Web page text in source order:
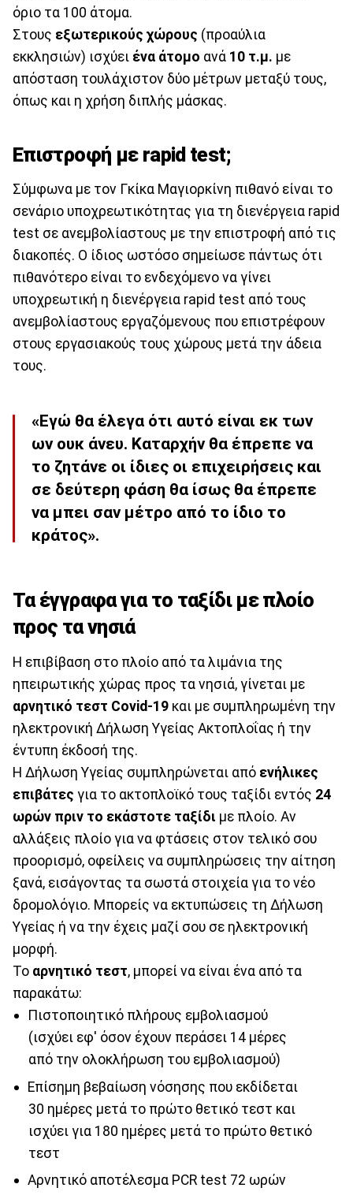
όριο τα 100 άτομα.
Στους εξωτερικούς χώρους (προαύλια
εκκλησιών) ισχύει ένα άτομο ανά 10 τ.μ. με
απόσταση τουλάχιστον δύο μέτρων μεταξύ τους,
όπως και η χρήση διπλής μάσκας.
Επιστροφή με rapid test;
Σύμφωνα με τον Γκίκα Μαγιορκίνη πιθανό είναι το
σενάριο υποχρεωτικότητας για τη διενέργεια rapid
test σε ανεμβολίαστους με την επιστροφή από τις
διακοπές. Ο ίδιος ωστόσο σημείωσε πάντως ότι
πιθανότερο είναι το ενδεχόμενο να γίνει
υποχρεωτική η διενέργεια rapid test από τους
ανεμβολίαστους εργαζόμενους που επιστρέφουν
στους εργασιακούς τους χώρους μετά την άδεια
τους.
«Εγώ θα έλεγα ότι αυτό είναι εκ των
ων ουκ άνευ. Καταρχήν θα έπρεπε να
το ζητάνε οι ίδιες οι επιχειρήσεις και
σε δεύτερη φάση θα ίσως θα έπρεπε
να μπει σαν μέτρο από το ίδιο το
κράτος».
Τα έγγραφα για το ταξίδι με πλοίο
προς τα νησιά
Η επιβίβαση στο πλοίο από τα λιμάνια της
ηπειρωτικής χώρας προς τα νησιά, γίνεται με
αρνητικό τεστ Covid-19 και με συμπληρωμένη την
ηλεκτρονική Δήλωση Υγείας Ακτοπλοΐας ή την
έντυπη έκδοσή της.
Η Δήλωση Υγείας συμπληρώνεται από ενήλικες
επιβάτες για το ακτοπλοϊκό τους ταξίδι εντός 24
ωρών πριν το εκάστοτε ταξίδι με πλοίο. Αν
αλλάξεις πλοίο για να φτάσεις στον τελικό σου
προορισμό, οφείλεις να συμπληρώσεις την αίτηση
ξανά, εισάγοντας τα σωστά στοιχεία για το νέο
δρομολόγιο. Μπορείς να εκτυπώσεις τη Δήλωση
Υγείας ή να την έχεις μαζί σου σε ηλεκτρονική
μορφή.
Το αρνητικό τεστ, μπορεί να είναι ένα από τα
παρακάτω:
Πιστοποιητικό πλήρους εμβολιασμού
(ισχύει εφ' όσον έχουν περάσει 14 μέρες
από την ολοκλήρωση του εμβολιασμού)
Επίσημη βεβαίωση νόσησης που εκδίδεται
30 ημέρες μετά το πρώτο θετικό τεστ και
ισχύει για 180 ημέρες μετά το πρώτο θετικό
τεστ
Αρνητικό αποτέλεσμα PCR test 72 ωρών